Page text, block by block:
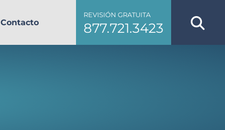
Contacto
REVISIÓN GRATUITA
877.721.3423